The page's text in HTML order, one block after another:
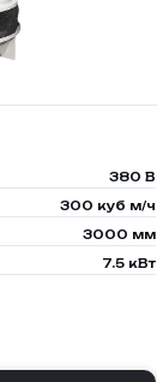
380 В
300 куб м/ч
3000 мм
7.5 кВт